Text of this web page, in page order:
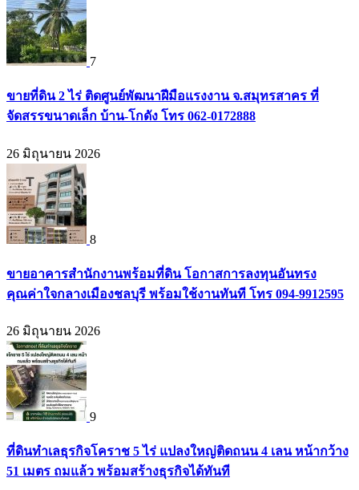
7
ขายที่ดิน 2 ไร่ ติดศูนย์พัฒนาฝีมือแรงงาน จ.สมุทรสาคร ที่
จัดสรรขนาดเล็ก บ้าน-โกดัง โทร 062-0172888
26 มิถุนายน 2026
8
ขายอาคารสำนักงานพร้อมที่ดิน โอกาสการลงทุนอันทรง
คุณค่าใจกลางเมืองชลบุรี พร้อมใช้งานทันที โทร 094-9912595
26 มิถุนายน 2026
9
ที่ดินทำเลธุรกิจโคราช 5 ไร่ แปลงใหญ่ติดถนน 4 เลน หน้ากว้าง
51 เมตร ถมแล้ว พร้อมสร้างธุรกิจได้ทันที